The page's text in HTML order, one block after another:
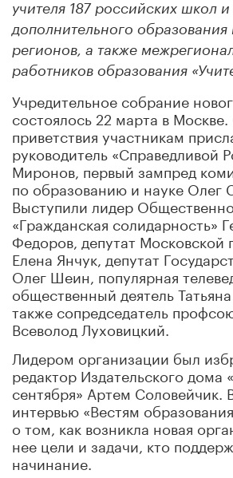
учителя 187 российских школ
дополнительного образования
регионов, а также
работников образования
Учредительное собрание
состоялось 22 марта в
приветствия участникам
руководитель «Справедливой
Миронов, первый зампред
по образованию и науке Олег
Выступили лидер
«Гражданская солидарность»
Федоров, депутат Московской
Елена Янчук, депутат
Олег Шеин, популярная
общественный деятель
также сопредседатель
Всеволод Луховицкий.
Лидером организации был
редактор Издательского дома
сентября» Артем Соловейчик.
интервью «Вестям
о том, как возникла новая
нее цели и задачи, кто
начинание.